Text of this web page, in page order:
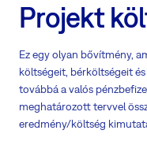
Projekt
Ez egy olyan bővítmény,
költségeit, bérköltségeit
továbbá a valós
meghatározott tervvel
eredmény/költség